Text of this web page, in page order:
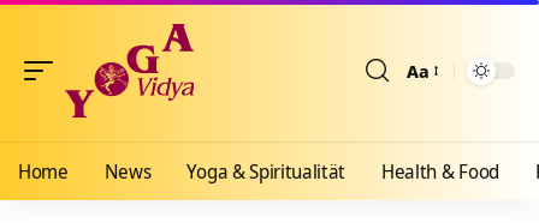
Aa
Home News Yoga & Spiritualität Health & Food